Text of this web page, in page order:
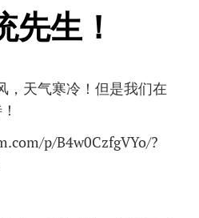
先生！
，天气寒冷！但是我们在
p/B4w0CzfgVYo/?